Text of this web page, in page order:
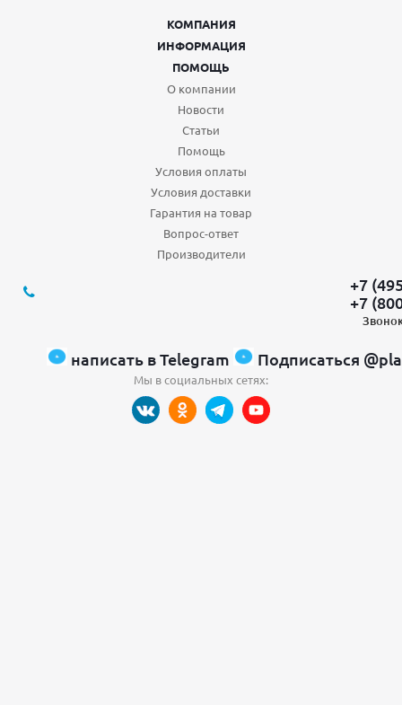
КОМПАНИЯ
ИНФОРМАЦИЯ
ПОМОЩЬ
О компании
Новости
Статьи
Помощь
Условия оплаты
Условия доставки
Гарантия на товар
Вопрос-ответ
Производители
+7
+7
написать в Telegram Подписаться
Мы в социальных сетях: